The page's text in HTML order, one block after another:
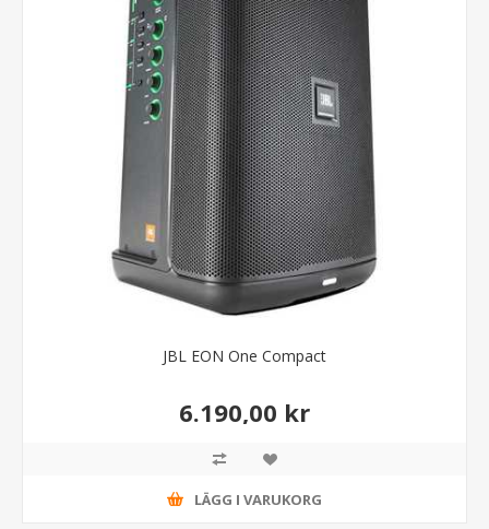
JBL EON One Compact
6.190,00 kr
LÄGG I VARUKORG